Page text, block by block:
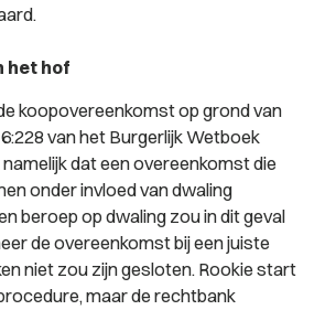
het hof
koopovereenkomst op grond van
van het Burgerlijk Wetboek
dat een overeenkomst die
onder invloed van dwaling
beroep op dwaling zou in dit geval
de overeenkomst bij een juiste
niet zou zijn gesloten. Rookie start
maar de rechtbank